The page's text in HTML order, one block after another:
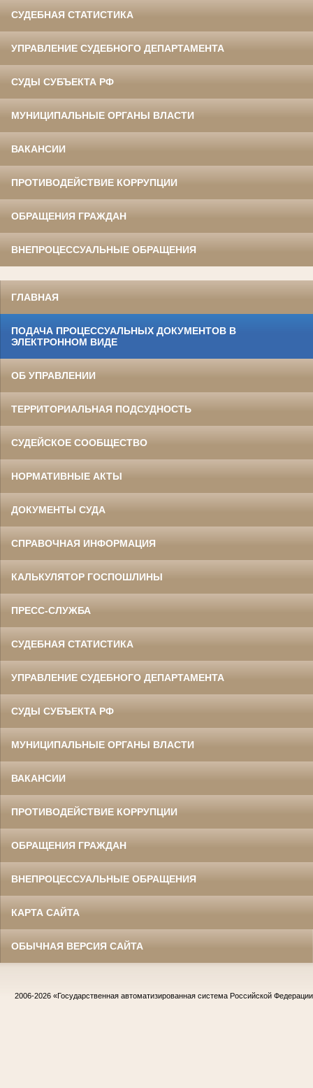
СУДЕБНАЯ СТАТИСТИКА
УПРАВЛЕНИЕ СУДЕБНОГО ДЕПАРТАМЕНТА
СУДЫ СУБЪЕКТА РФ
МУНИЦИПАЛЬНЫЕ ОРГАНЫ ВЛАСТИ
ВАКАНСИИ
ПРОТИВОДЕЙСТВИЕ КОРРУПЦИИ
ОБРАЩЕНИЯ ГРАЖДАН
ВНЕПРОЦЕССУАЛЬНЫЕ ОБРАЩЕНИЯ
ГЛАВНАЯ
ПОДАЧА ПРОЦЕССУАЛЬНЫХ ДОКУМЕНТОВ В
ЭЛЕКТРОННОМ ВИДЕ
ОБ УПРАВЛЕНИИ
ТЕРРИТОРИАЛЬНАЯ ПОДСУДНОСТЬ
СУДЕЙСКОЕ СООБЩЕСТВО
НОРМАТИВНЫЕ АКТЫ
ДОКУМЕНТЫ СУДА
СПРАВОЧНАЯ ИНФОРМАЦИЯ
КАЛЬКУЛЯТОР ГОСПОШЛИНЫ
ПРЕСС-СЛУЖБА
СУДЕБНАЯ СТАТИСТИКА
УПРАВЛЕНИЕ СУДЕБНОГО ДЕПАРТАМЕНТА
СУДЫ СУБЪЕКТА РФ
МУНИЦИПАЛЬНЫЕ ОРГАНЫ ВЛАСТИ
ВАКАНСИИ
ПРОТИВОДЕЙСТВИЕ КОРРУПЦИИ
ОБРАЩЕНИЯ ГРАЖДАН
ВНЕПРОЦЕССУАЛЬНЫЕ ОБРАЩЕНИЯ
КАРТА САЙТА
ОБЫЧНАЯ ВЕРСИЯ САЙТА
2006-2026 «Государственная автоматизированная система Российской